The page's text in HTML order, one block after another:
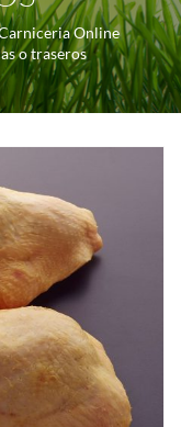
Online
o traseros